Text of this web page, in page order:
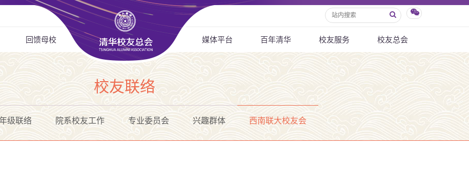
回馈母校 媒体平台 百年清华 校友服务 校友总会
校友联络
级联络 院系校友工作 专业委员会 兴趣群体 西南联大校友会